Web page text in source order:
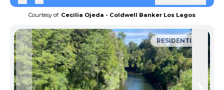
Courtesy of: Cecilia Ojeda - Coldwell Banker Los Lagos
RESIDENTIAL